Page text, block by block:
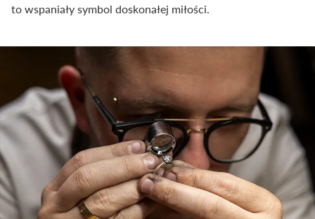
to wspaniały symbol doskonałej miłości.